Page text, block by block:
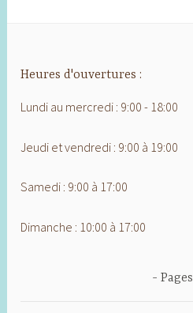
Heures d'ouvertures :
Lundi au mercredi : 9:00 - 18:00
Jeudi et vendredi : 9:00 à 19:00
Samedi : 9:00 à 17:00
Dimanche : 10:00 à 17:00
Pages